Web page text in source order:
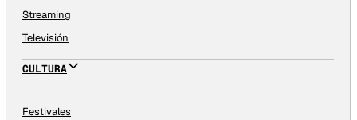
Streaming
Televisión
CULTURA
Festivales